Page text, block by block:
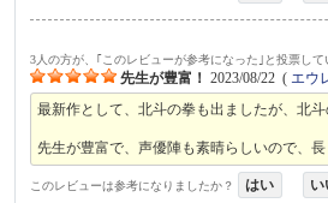
3人の方が、｢このレビューが参考になった｣と投票して
先生が豊富！ 2023/08/22 ( エウ
最新作として、北斗の拳も出ましたが、北
先生が豊富で、声優陣も素晴らしいので、長
このレビューは参考になりましたか？ はい い